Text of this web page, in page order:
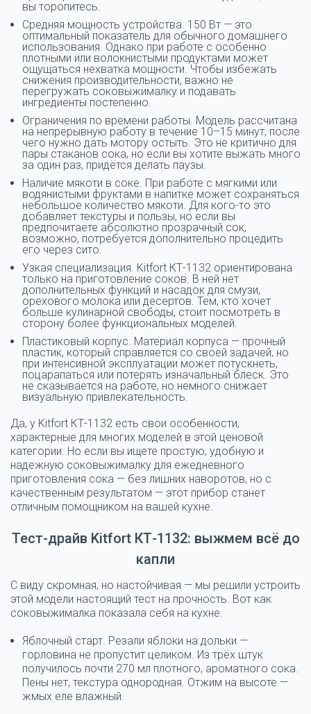
вы торопитесь.
Средняя мощность устройства. 150 Вт — это
оптимальный показатель для обычного домашнего
использования. Однако при работе с особенно
плотными или волокнистыми продуктами может
ощущаться нехватка мощности. Чтобы избежать
снижения производительности, важно не
перегружать соковыжималку и подавать
ингредиенты постепенно.
Ограничения по времени работы. Модель рассчитана
на непрерывную работу в течение 10–15 минут, после
чего нужно дать мотору остыть. Это не критично для
пары стаканов сока, но если вы хотите выжать много
за один раз, придётся делать паузы.
Наличие мякоти в соке. При работе с мягкими или
водянистыми фруктами в напитке может сохраняться
небольшое количество мякоти. Для кого-то это
добавляет текстуры и пользы, но если вы
предпочитаете абсолютно прозрачный сок,
возможно, потребуется дополнительно процедить
его через сито.
Узкая специализация. Kitfort КТ-1132 ориентирована
только на приготовление соков. В ней нет
дополнительных функций и насадок для смузи,
орехового молока или десертов. Тем, кто хочет
больше кулинарной свободы, стоит посмотреть в
сторону более функциональных моделей.
Пластиковый корпус. Материал корпуса — прочный
пластик, который справляется со своей задачей, но
при интенсивной эксплуатации может потускнеть,
поцарапаться или потерять изначальный блеск. Это
не сказывается на работе, но немного снижает
визуальную привлекательность.
Да, у Kitfort КТ-1132 есть свои особенности,
характерные для многих моделей в этой ценовой
категории. Но если вы ищете простую, удобную и
надежную соковыжималку для ежедневного
приготовления сока — без лишних наворотов, но с
качественным результатом — этот прибор станет
отличным помощником на вашей кухне.
Тест-драйв Kitfort КТ-1132: выжмем всё до
капли
С виду скромная, но настойчивая — мы решили устроить
этой модели настоящий тест на прочность. Вот как
соковыжималка показала себя на кухне.
Яблочный старт. Резали яблоки на дольки —
горловина не пропустит целиком. Из трёх штук
получилось почти 270 мл плотного, ароматного сока.
Пены нет, текстура однородная. Отжим на высоте —
жмых еле влажный.